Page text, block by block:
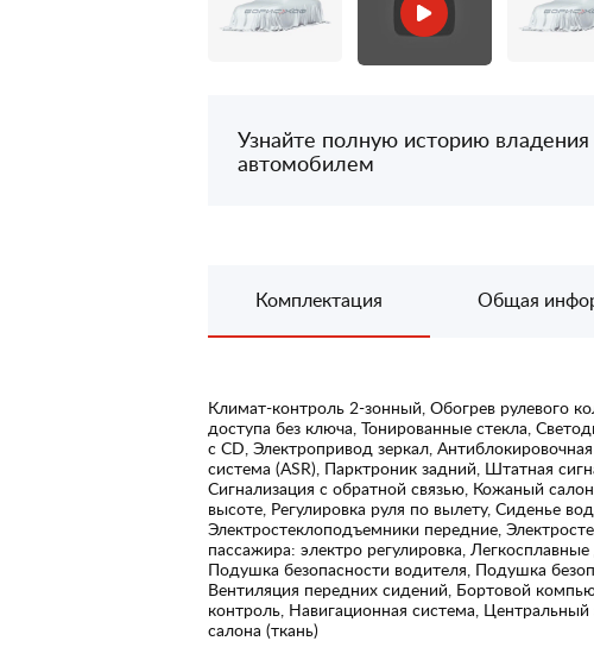
Узнайте полную историю владения
автомобилем
Комплектация Общая
Климат-контроль 2-зонный, Обогрев рулевого
доступа без ключа, Тонированные стекла,
с CD, Электропривод зеркал,
система (ASR), Парктроник задний, Штатная
Сигнализация с обратной связью, Кожаный
высоте, Регулировка руля по вылету, Сиденье
Электростеклоподъемники передние,
пассажира: электро регулировка,
Подушка безопасности водителя, Подушка
Вентиляция передних сидений, Бортовой
контроль, Навигационная система,
салона (ткань)